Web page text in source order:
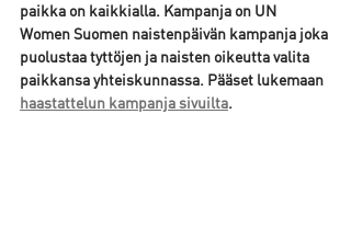
paikka on kaikkialla. Kampanja on UN
Women Suomen naistenpäivän kampanja joka
puolustaa tyttöjen ja naisten oikeutta valita
paikkansa yhteiskunnassa. Pääset lukemaan
haastattelun kampanja sivuilta.